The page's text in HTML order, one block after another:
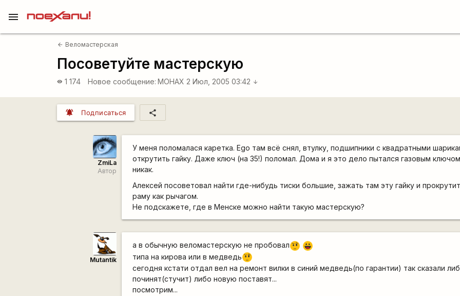
menu
arrow_back Веломастерская
Посоветуйте мастерскую
visibility 1 174 Новое сообщение: MOHAX 2 Июл, 2005 03:42 arrow_downward
notifications_active Подписаться share
ZmiLa
Автор
У меня поломалася каретка. Ego там всё снял, втулку, подшипники с квадратными
открутить гайку. Даже ключ (на 35!) поломал. Дома и я это дело пытался газовым
никак.
Алексей посоветовал найти где-нибудь тиски большие, зажать там эту гайку и
раму как рычагом.
Не подскажете, где в Менске можно найти такую мастерскую?
Mutantik
а в обычную веломастерскую не пробовал??? |-))
типа на кирова или в медведь???
сегодня кстати отдал вел на ремонт вилки в синий медведь(по гарантии) так сказали
починят(стучит) либо новую поставят...
посмотрим...